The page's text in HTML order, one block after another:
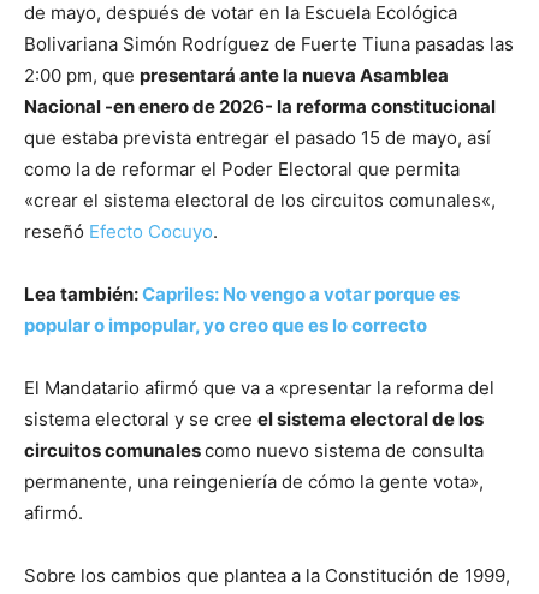
de mayo, después de votar en la Escuela Ecológica
Bolivariana Simón Rodríguez de Fuerte Tiuna pasadas las
2:00 pm, que presentará ante la nueva Asamblea
Nacional -en enero de 2026- la reforma constitucional
que estaba prevista entregar el pasado 15 de mayo, así
como la de reformar el Poder Electoral que permita
«crear el sistema electoral de los circuitos comunales«,
reseñó Efecto Cocuyo.
Lea también:Capriles: No vengo a votar porque es
popular o impopular, yo creo que es lo correcto
El Mandatario afirmó que va a «presentar la reforma del
sistema electoral y se cree el sistema electoral de los
circuitos comunalescomo nuevo sistema de consulta
permanente, una reingeniería de cómo la gente vota»,
afirmó.
Sobre los cambios que plantea a la Constitución de 1999,